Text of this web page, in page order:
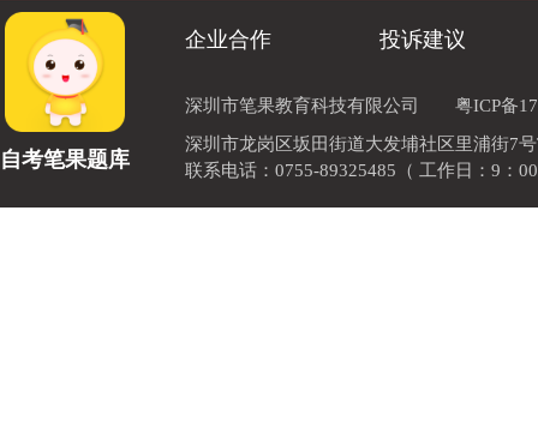
自考笔果题库
企业合作 投诉建议
深圳市笔果教育科技有限公司
粤ICP备
深圳市龙岗区坂田街道大发埔社区里浦街7
联系电话：0755-89325485（ 工作日：9：